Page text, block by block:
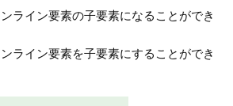
ライン要素の子要素になることができ
ライン要素を子要素にすることができ